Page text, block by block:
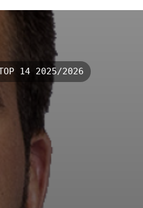
14 2025/2026